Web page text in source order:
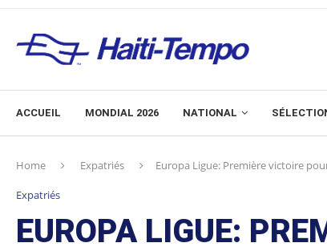
ACCUEIL MONDIAL 2026 NATIONAL
Home Expatriés Europa Ligue: Première victoire
Expatriés
EUROPA LIGUE: